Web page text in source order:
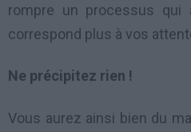
rompre un processus
correspond plus à vos
Ne précipitez rien !
Vous aurez ainsi bien du